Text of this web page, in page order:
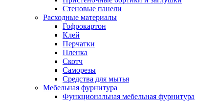
Стеновые панели
Расходные материалы
Гофрокартон
Клей
Перчатки
Пленка
Скотч
Саморезы
Средства для мытья
Мебельная фурнитура
Функциональная мебельная фурнитура